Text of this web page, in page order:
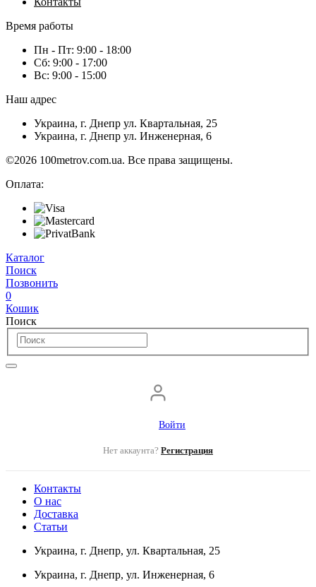
Доставка
Пн - Пт: 9:00 - 18:00
Сб: 9:00 - 17:00
Украина, г. Днепр ул. Квартальная, 25
Оплата:
Каталог
Поиск
Позвонить
0
Кошик
Поиск
Контакты
О нас
Доставка